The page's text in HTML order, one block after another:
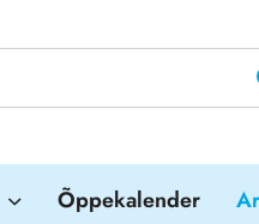
Õppekalender